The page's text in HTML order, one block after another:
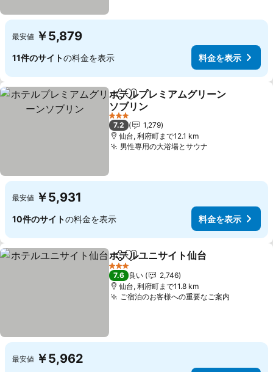
最安値 ￥5,879
11件のサイトの料金を表示 料金を表示
シェアお気に入りに追加
ホテルプレミアムグリーン
ソブリン
3 ホテルのランク
7.2
1,279
仙台, 利府町まで12.1 km
男性専用の大浴場とサウナ
最安値 ￥5,931
10件のサイトの料金を表示 料金を表示
シェアお気に入りに追加
ホテルユニサイト仙台
3 ホテルのランク
7.6 良い
2,746
仙台, 利府町まで11.8 km
ご宿泊のお客様への重要なご案内
最安値 ￥5,962